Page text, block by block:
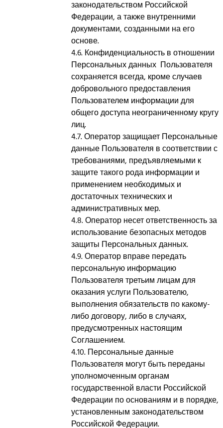
законодательством Российской
Федерации, а также внутренними
документами, созданными на его
основе.
4.6. Конфиденциальность в отношении
Персональных данных Пользователя
сохраняется всегда, кроме случаев
добровольного предоставления
Пользователем информации для
общего доступа неограниченному кругу
лиц.
4.7. Оператор защищает Персональные
данные Пользователя в соответствии с
требованиями, предъявляемыми к
защите такого рода информации и
применением необходимых и
достаточных технических и
административных мер.
4.8. Оператор несет ответственность за
использование безопасных методов
защиты Персональных данных.
4.9. Оператор вправе передать
персональную информацию
Пользователя третьим лицам для
оказания услуги Пользователю,
выполнения обязательств по какому-
либо договору, либо в случаях,
предусмотренных настоящим
Соглашением.
4.10. Персональные данные
Пользователя могут быть переданы
уполномоченным органам
государственной власти Российской
Федерации по основаниям и в порядке,
установленным законодательством
Российской Федерации.